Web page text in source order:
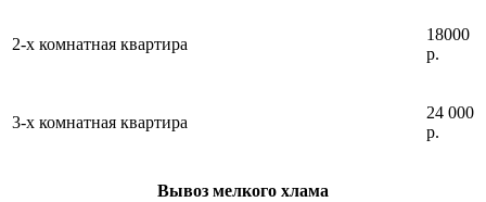
2-х комнатная квартира
18000
р.
3-х комнатная квартира
24 000
р.
Вывоз мелкого хлама